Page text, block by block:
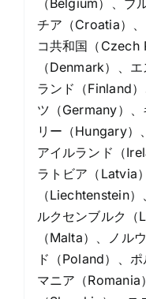
チア（Croatia）
コ共和国（Czech
（Denmark）、
ランド（Finland
ツ（Germany）
リー（Hungary）
アイルランド（
ラトビア（Latvia
（Liechtenstein
ルクセンブルク
（Malta）、ノル
ド（Poland）、
マニア（Romania